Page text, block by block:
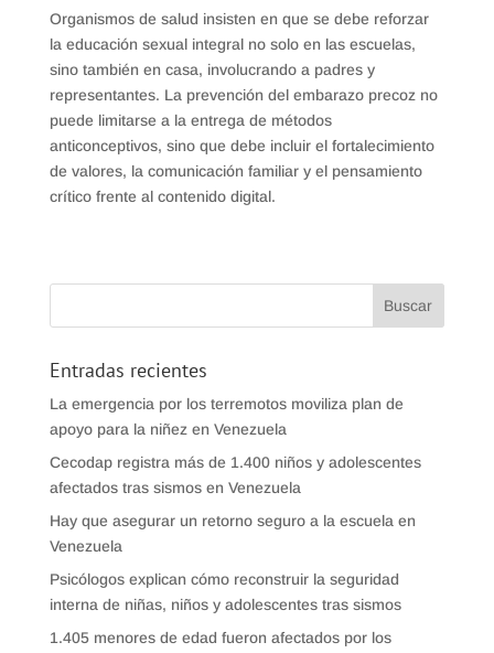
Organismos de salud insisten en que se debe reforzar
la educación sexual integral no solo en las escuelas,
sino también en casa, involucrando a padres y
representantes. La prevención del embarazo precoz no
puede limitarse a la entrega de métodos
anticonceptivos, sino que debe incluir el fortalecimiento
de valores, la comunicación familiar y el pensamiento
crítico frente al contenido digital.
Entradas recientes
La emergencia por los terremotos moviliza plan de
apoyo para la niñez en Venezuela
Cecodap registra más de 1.400 niños y adolescentes
afectados tras sismos en Venezuela
Hay que asegurar un retorno seguro a la escuela en
Venezuela
Psicólogos explican cómo reconstruir la seguridad
interna de niñas, niños y adolescentes tras sismos
1.405 menores de edad fueron afectados por los